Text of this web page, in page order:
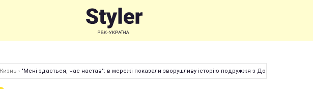
› "Мені здається, час настав": в мережі показали зворушливу історію подружжя з Донбасу